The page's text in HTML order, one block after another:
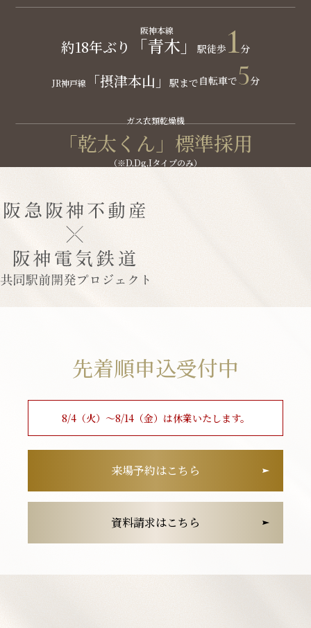
約18年ぶり
阪神本線
「青木」 駅徒歩 1分
JR神戸線「摂津本山」 駅まで自転車で5分
ガス衣類乾燥機
「乾太くん」標準採用
（※D,Dg,Iタイプのみ）
先着順申込受付中
8/4（火）〜8/14（金）は休業いたします。
来場予約はこちら
資料請求はこちら